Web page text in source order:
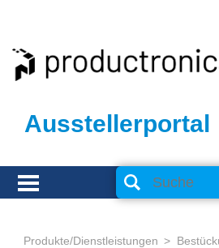
Ausstellerportal
Produkte/Dienstleistungen